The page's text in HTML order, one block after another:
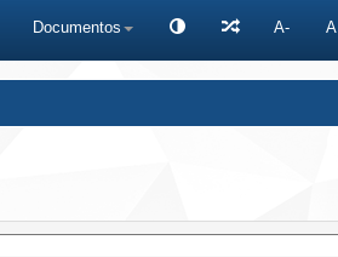
Documentos A- A